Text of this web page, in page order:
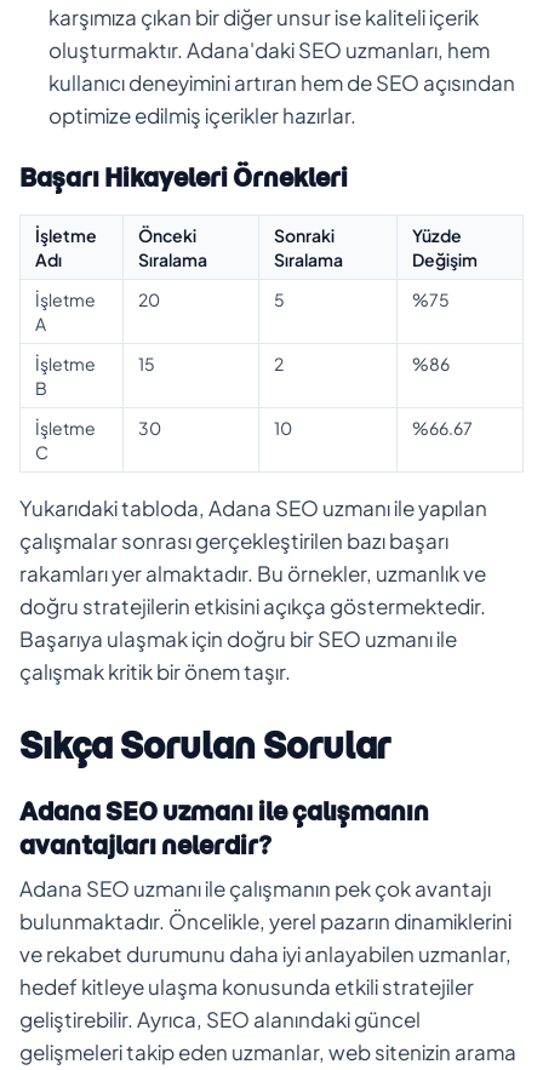
karşımıza çıkan bir diğer unsur ise kaliteli içerik
oluşturmaktır. Adana'daki SEO uzmanları, hem
kullanıcı deneyimini artıran hem de SEO açısından
optimize edilmiş içerikler hazırlar.
Başarı Hikayeleri Örnekleri
İşletme
Adı
Önceki
Sıralama
Sonraki
Sıralama
Yüzde
Değişim
İşletme
A
20 5 %75
İşletme
B
15 2 %86
İşletme
C
30 10 %66.67
Yukarıdaki tabloda, Adana SEO uzmanı ile yapılan
çalışmalar sonrası gerçekleştirilen bazı başarı
rakamları yer almaktadır. Bu örnekler, uzmanlık ve
doğru stratejilerin etkisini açıkça göstermektedir.
Başarıya ulaşmak için doğru bir SEO uzmanı ile
çalışmak kritik bir önem taşır.
Sıkça Sorulan Sorular
Adana SEO uzmanı ile çalışmanın
avantajları nelerdir?
Adana SEO uzmanı ile çalışmanın pek çok avantajı
bulunmaktadır. Öncelikle, yerel pazarın dinamiklerini
ve rekabet durumunu daha iyi anlayabilen uzmanlar,
hedef kitleye ulaşma konusunda etkili stratejiler
geliştirebilir. Ayrıca, SEO alanındaki güncel
gelişmeleri takip eden uzmanlar, web sitenizin arama